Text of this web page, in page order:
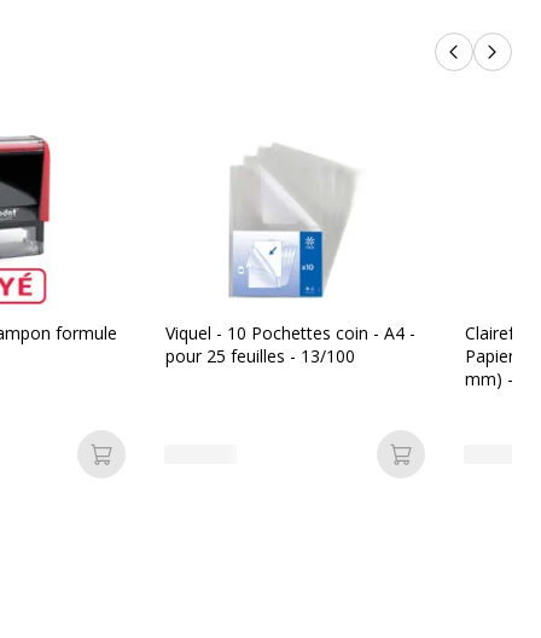
Produits
formule
Ajouter au panier
Viquel - 10 Pochettes coin - A4 -
pour 25 feuilles - 13/100
Ajouter au
Papier
mm) - 80